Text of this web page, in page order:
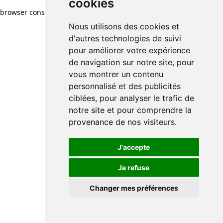
cookies
Nous utilisons des cookies et
d'autres technologies de suivi
pour améliorer votre expérience
de navigation sur notre site, pour
vous montrer un contenu
personnalisé et des publicités
ciblées, pour analyser le trafic de
notre site et pour comprendre la
provenance de nos visiteurs.
J'accepte
Je refuse
Changer mes préférences
browser console for more information)